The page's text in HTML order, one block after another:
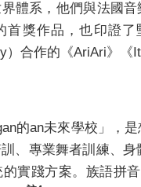
首獎作品，也印證
）合作的《AriAri》
的an未來學校」，
、專業舞者訓練、
實踐方案。族語拼
。註4